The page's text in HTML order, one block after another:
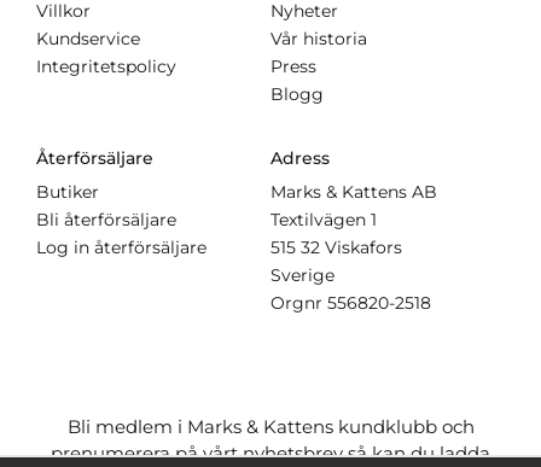
Villkor
Kundservice
Integritetspolicy
Nyheter
Vår historia
Press
Blogg
Återförsäljare
Butiker
Bli återförsäljare
Log in återförsäljare
Adress
Marks & Kattens AB
Textilvägen 1
515 32 Viskafors
Sverige
Orgnr 556820-2518
Bli medlem i Marks & Kattens kundklubb och
prenumerera på vårt nyhetsbrev så kan du ladda